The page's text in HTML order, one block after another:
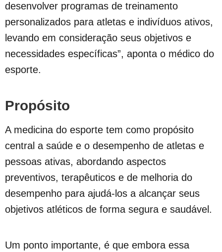
desenvolver programas de treinamento
personalizados para atletas e indivíduos ativos,
levando em consideração seus objetivos e
necessidades específicas”, aponta o médico do
esporte.
Propósito
A medicina do esporte tem como propósito
central a saúde e o desempenho de atletas e
pessoas ativas, abordando aspectos
preventivos, terapêuticos e de melhoria do
desempenho para ajudá-los a alcançar seus
objetivos atléticos de forma segura e saudável.
Um ponto importante, é que embora essa